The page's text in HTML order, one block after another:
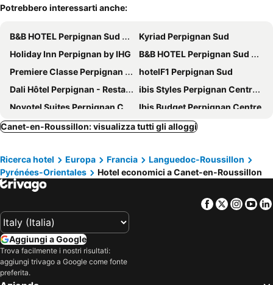
Potrebbero interessarti anche:
B&B HOTEL Perpignan Sud Marché International
Kyriad Perpignan Sud
Holiday Inn Perpignan by IHG
B&B HOTEL Perpignan Sud Porte d'Espagne
Premiere Classe Perpignan Sud
hotelF1 Perpignan Sud
Dali Hôtel Perpignan - Restaurant
ibis Styles Perpignan Centre Gare
Novotel Suites Perpignan Centre
Ibis Budget Perpignan Centre
Kyriad Prestige Perpignan Centre Gare
Hôtel Acajou
Campanile Perpignan Nord - Aéroport
ibis budget Perpignan Sud
Hotel Aragon
The Originals City, Hôtel Mondial, Perpignan
Campanile Perpignan Sud
Best Western Plus Hotel Canet-Plage
B&B HOTEL Perpignan Saleilles
B&B HOTEL Perpignan Nord Aéroport
urban by balladins Perpignan
Logis Hôtel Restaurant Mar I Sol
Canet-en-Roussillon: visualizza tutti gli alloggi
Ricerca hotel Europa Francia
Languedoc-Roussillon
Pyrénées-Orientales
Hotel economici a Canet-en-Roussillon
Facebook
Twitter
Aggiungi a Google
Trova facilmente i nostri risultati:
aggiungi trivago a Google come fonte
preferita.